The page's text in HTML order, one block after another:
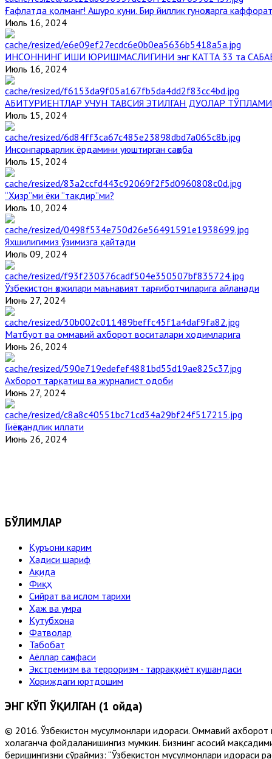
Ғафлатда қолманг! Ашуро куни. Бир йиллик гуноҳларга
Июль 16, 2024
ИНСОННИНГ ИШИ ЮРИШМАСЛИГИНИ энг КАТТА 33 та
Июль 16, 2024
АБИТУРИЕНТЛАР УЧУН ТАВСИЯ ЭТИЛГАН ДУОЛАР ТЎПЛАМИ
Июль 15, 2024
Инсонпарварлик ёрдамини уюштирган саҳоба
Июль 15, 2024
“Ҳизр”ми ёки “тақдир”ми?
Июль 10, 2024
Яхшилигимиз ўзимизга қайтади
Июль 09, 2024
Ўзбекистон ҳожилари маънавият тарғиботчиларига айланади
Июнь 27, 2024
Матбуот ва оммавий ахборот воситалари ходимларига
Июнь 26, 2024
Ахборот тарқатиш ва журналист одоби
Июнь 27, 2024
Гиёҳвандлик иллати
Июнь 26, 2024
БЎЛИМЛАР
Қуръони карим
Ҳадиси шариф
Ақида
Фиқҳ
Сийрат ва ислом тарихи
Ҳаж ва умра
Кутубхона
Фатволар
Табобат
Аёллар саҳифаси
Экстремизм ва терроризм - тарраққиёт кушандаси
Хориждаги юртдошим
ЭНГ КЎП ЎҚИЛГАН (1 ойда)
© 2016. Ўзбекистон мусулмонлари идораси. Оммавий ахборот
хоҳлаганча фойдаланишингиз мумкин. Бизнинг асосий
беришингизни сўраймиз: “Ўзбекистон мусулмонлари идораси